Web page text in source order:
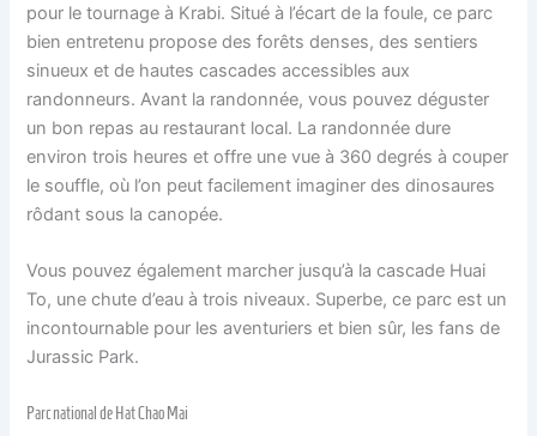
pour le tournage à Krabi. Situé à l’écart de la foule, ce parc
bien entretenu propose des forêts denses, des sentiers
sinueux et de hautes cascades accessibles aux
randonneurs. Avant la randonnée, vous pouvez déguster
un bon repas au restaurant local. La randonnée dure
environ trois heures et offre une vue à 360 degrés à couper
le souffle, où l’on peut facilement imaginer des dinosaures
rôdant sous la canopée.
Vous pouvez également marcher jusqu’à la cascade Huai
To, une chute d’eau à trois niveaux. Superbe, ce parc est un
incontournable pour les aventuriers et bien sûr, les fans de
Jurassic Park.
Parc national de Hat Chao Mai